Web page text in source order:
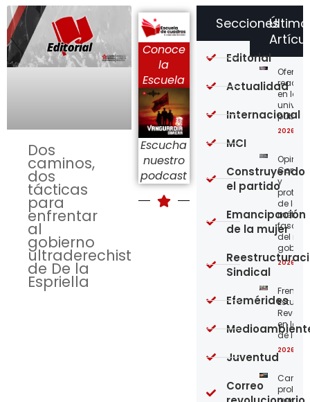
Dos
caminos,
dos
tácticas
para
enfrentar
al
gobierno
ultraderechista
de De la
Espriella
Conoce
la
Escuela
Escucha
nuestro
podcast
en las
2026-
y
de los
del
2026-
Frente
en la
de los
2026-
Carta
Secciones
Editorial
Actualidad
Internacional
MCI
Construyendo
el partido
Emancipación
de la mujer
Sindical
Efemérides
Juventud
Correo